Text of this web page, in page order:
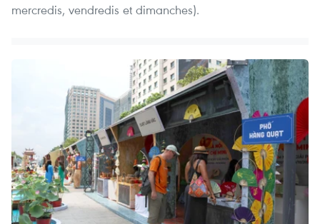
mercredis, vendredis et dimanches).